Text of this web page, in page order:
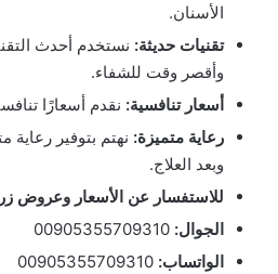
الأسنان.
تقنيات حديثة: نستخدم أحدث
وأقصر وقت للشفاء.
أسعار تنافسية: نقدم أسعارًا
رعاية متميزة: نهتم بتوفير رعاية
وبعد العلاج.
للاستفسار عن الأسعار وعروض
الجوال:
الواتساب: